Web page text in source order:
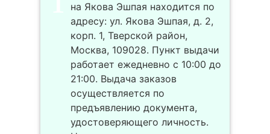
на Якова Эшпая находится по
адресу: ул. Якова Эшпая, д. 2,
корп. 1, Тверской район,
Москва, 109028. Пункт выдачи
работает ежедневно с 10:00 до
21:00. Выдача заказов
осуществляется по
предъявлению документа,
удостоверяющего личность.